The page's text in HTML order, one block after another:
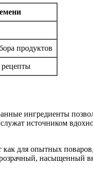
продуктов
рецепты
ингредиенты
источником
для опытных
насыщенный